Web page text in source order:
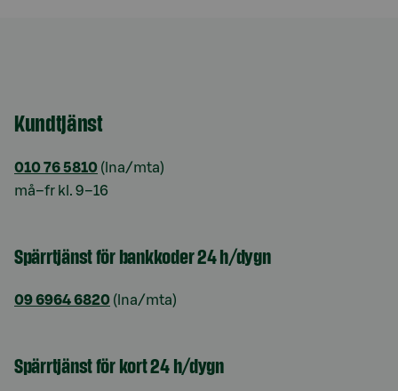
Kundtjänst
010 76 5810 (lna/mta)
må–fr kl. 9–16
Spärrtjänst för bankkoder 24 h/dygn
09 6964 6820 (lna/mta)
Spärrtjänst för kort 24 h/dygn